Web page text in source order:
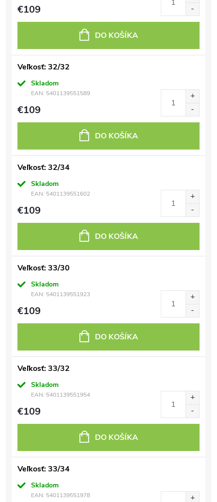
€109
DO KOŠÍKA
Veľkosť: 32/32
Skladom
EAN: 5401139551589
€109
DO KOŠÍKA
Veľkosť: 32/34
Skladom
EAN: 5401139551602
€109
DO KOŠÍKA
Veľkosť: 33/30
Skladom
EAN: 5401139551923
€109
DO KOŠÍKA
Veľkosť: 33/32
Skladom
EAN: 5401139551954
€109
DO KOŠÍKA
Veľkosť: 33/34
Skladom
EAN: 5401139551978